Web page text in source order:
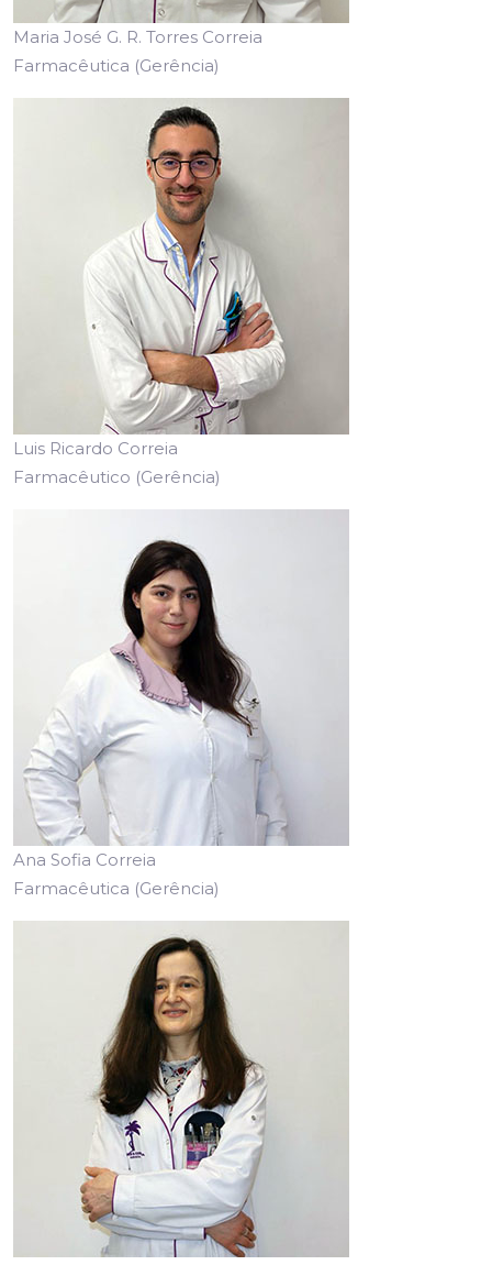
Maria José G. R. Torres Correia
Farmacêutica (Gerência)
Luis Ricardo Correia
Farmacêutico (Gerência)
Ana Sofia Correia
Farmacêutica (Gerência)